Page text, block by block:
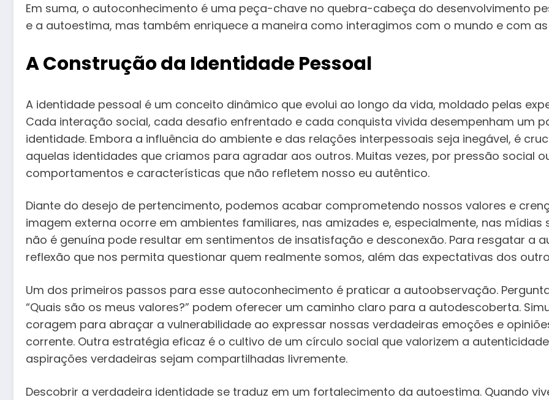
Em suma, o autoconhecimento é uma peça-chave no quebra-cabeça do desenvolvimento
e a autoestima, mas também enriquece a maneira como interagimos com o mundo e com
A Construção da Identidade Pessoal
A identidade pessoal é um conceito dinâmico que evolui ao longo da vida, moldado pelas
Cada interação social, cada desafio enfrentado e cada conquista vivida desempenham um
identidade. Embora a influência do ambiente e das relações interpessoais seja inegável, é
aquelas identidades que criamos para agradar aos outros. Muitas vezes, por pressão social
comportamentos e características que não refletem nosso eu autêntico.
Diante do desejo de pertencimento, podemos acabar comprometendo nossos valores e
imagem externa ocorre em ambientes familiares, nas amizades e, especialmente, nas
não é genuína pode resultar em sentimentos de insatisfação e desconexão. Para resgatar a
reflexão que nos permita questionar quem realmente somos, além das expectativas dos
Um dos primeiros passos para esse autoconhecimento é praticar a autoobservação.
“Quais são os meus valores?” podem oferecer um caminho claro para a autodescoberta.
coragem para abraçar a vulnerabilidade ao expressar nossas verdadeiras emoções e
corrente. Outra estratégia eficaz é o cultivo de um círculo social que valorizem a
aspirações verdadeiras sejam compartilhadas livremente.
Descobrir a verdadeira identidade se traduz em um fortalecimento da autoestima. Quando